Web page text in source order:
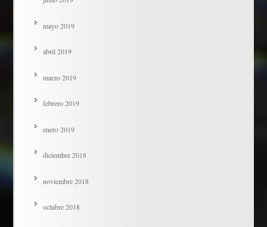
mayo 2019
abril 2019
marzo 2019
febrero 2019
enero 2019
diciembre 2018
noviembre 2018
octubre 2018